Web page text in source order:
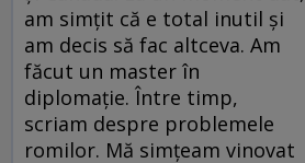
am simţit că e total inutil şi
am decis să fac altceva. Am
făcut un master în
diplomaţie. Între timp,
scriam despre problemele
romilor. Mă simţeam vinovat